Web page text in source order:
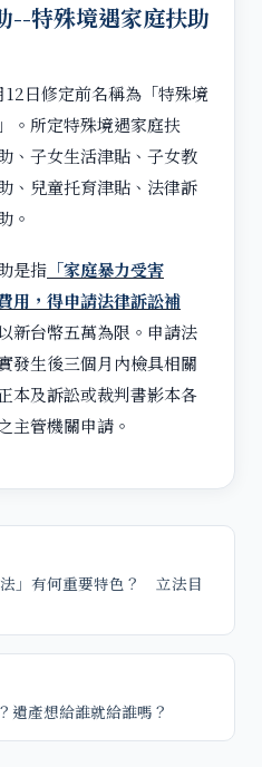
--特殊境遇家庭扶助
12日修定前名稱為「特殊境
。所定特殊境遇家庭扶
、子女生活津貼、子女教
、兒童托育津貼、法律訴
。
是指 「家庭暴力受害
用，得申請法律訴訟補
新台幣五萬為限。申請法
發生後三個月內檢具相關
本及訴訟或裁判書影本各
主管機關申請。
」有何重要特色？ 立法目
遺產想給誰就給誰嗎？